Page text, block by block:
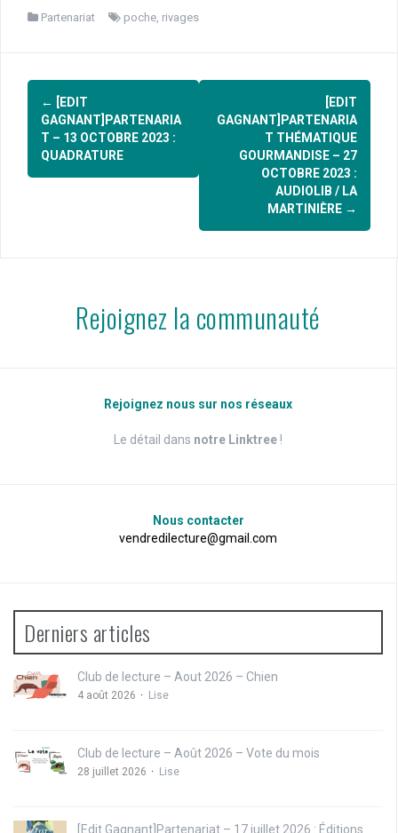
Partenariat poche rivages
Navigation
d'article
←
[EDIT
GAGNANT]PARTENARIA
T – 13 OCTOBRE 2023 :
QUADRATURE
[EDIT
GAGNANT]PARTENARIA
T THÉMATIQUE
GOURMANDISE – 27
OCTOBRE 2023 :
AUDIOLIB / LA
MARTINIÈRE →
Rejoignez la communauté
Rejoignez nous sur nos réseaux
Le détail dans notre Linktree !
Nous contacter
vendredilecture@gmail.com
Derniers articles
Club de lecture – Aout 2026 – Chien
4 août 2026 Lise
Club de lecture – Août 2026 – Vote du mois
28 juillet 2026 Lise
[Edit Gagnant]Partenariat – 17 juillet 2026 : Éditions